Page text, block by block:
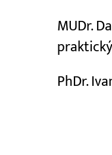
MUDr.
PhDr.